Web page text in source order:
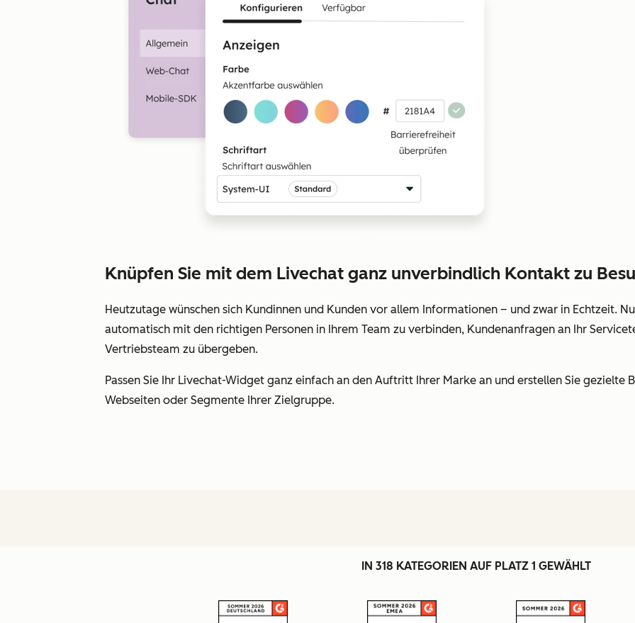
Knüpfen Sie mit dem Livechat ganz unverbindlich Kontakt zu
Heutzutage wünschen sich Kundinnen und Kunden vor allem Informationen – und zwar in Echtzeit.
automatisch mit den richtigen Personen in Ihrem Team zu verbinden, Kundenanfragen an Ihr
Vertriebsteam zu übergeben.
Passen Sie Ihr Livechat-Widget ganz einfach an den Auftritt Ihrer Marke an und erstellen Sie gezielte
Webseiten oder Segmente Ihrer Zielgruppe.
IN 318 KATEGORIEN AUF PLATZ 1 GEWÄHLT